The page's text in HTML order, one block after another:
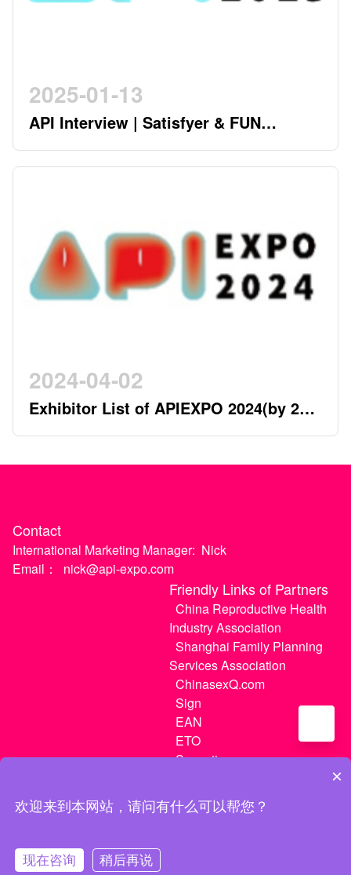
2025-01-13
API Interview | Satisfyer & FUN
FACTORY - German Twin Stars
Pioneering a New Era in the Industry
2024-04-02
Exhibitor List of APIEXPO 2024(by 2nd
April)
Contact
International Marketing Manager: Nick
Email：
nick@api-expo.com
Friendly Links of Partners
China Reproductive Health
Industry Association
Shanghai Family Planning
Services Association
ChinasexQ.com
Sign
EAN
ETO
Sugextions
沪ICP备20021056号-1 | 沪ICP备20021056号-3
×
欢迎来到本网站，请问有什么可以帮您？
现在咨询 稍后再说